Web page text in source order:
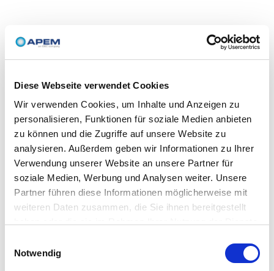
Diese Webseite verwendet Cookies
Wir verwenden Cookies, um Inhalte und Anzeigen zu
personalisieren, Funktionen für soziale Medien anbieten
zu können und die Zugriffe auf unsere Website zu
analysieren. Außerdem geben wir Informationen zu Ihrer
Verwendung unserer Website an unsere Partner für
soziale Medien, Werbung und Analysen weiter. Unsere
Partner führen diese Informationen möglicherweise mit
weiteren Daten zusammen, die Sie ihnen bereitgestellt
Notwendig